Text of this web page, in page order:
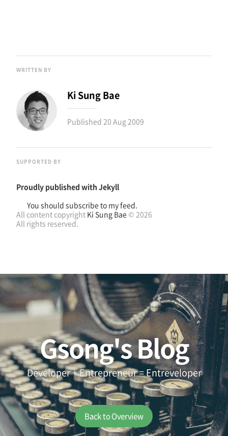
WRITTEN BY
Ki Sung Bae
Published 20 Aug 2009
SUPPORTED BY
Proudly published with Jekyll
You should subscribe to my feed.
All content copyright Ki Sung Bae© 2026
All rights reserved.
Gsong's Blog
Developer + Entrepreneur = Entreveloper
Back to Overview